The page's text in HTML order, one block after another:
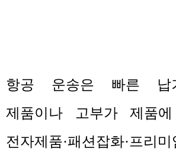
항공 운송은 빠른 납
제품이나 고부가 제품
전자제품·패션잡화·프리